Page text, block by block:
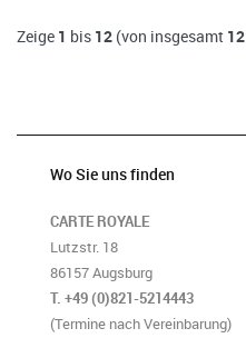
Zeige 1 bis 12 (von insgesamt 12
Wo Sie uns finden
CARTE ROYALE
Lutzstr. 18
86157 Augsburg
T. +49 (0)821-5214443
(Termine nach Vereinbarung)